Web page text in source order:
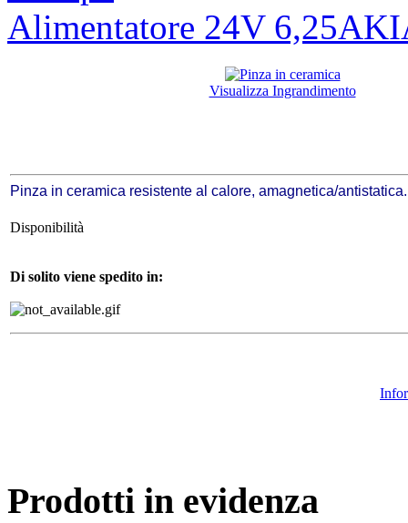
Alimentatore 24V 6,25A
Visualizza Ingrandimento
Pinza in ceramica resistente al calore, amagnetica/antistatica.
Disponibilità
Di solito viene spedito in:
Prodotti in evidenza